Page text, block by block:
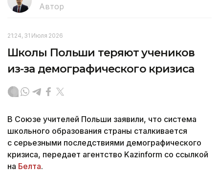
Автор
21:24, 31 Июля 2026
Школы Польши теряют учеников
из-за демографического кризиса
В Союзе учителей Польши заявили, что система
школьного образования страны сталкивается
с серьезными последствиями демографического
кризиса, передает агентство Kazinform со ссылкой
на Белта.